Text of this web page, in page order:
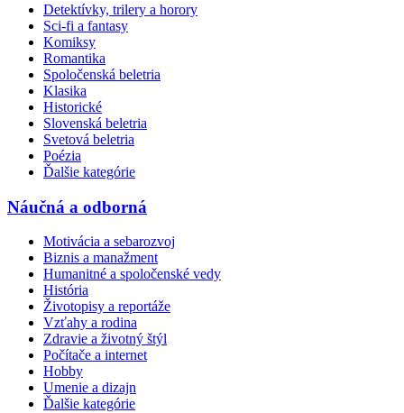
Detektívky, trilery a horory
Sci-fi a fantasy
Komiksy
Romantika
Spoločenská beletria
Klasika
Historické
Slovenská beletria
Svetová beletria
Poézia
Ďalšie kategórie
Náučná a odborná
Motivácia a sebarozvoj
Biznis a manažment
Humanitné a spoločenské vedy
História
Životopisy a reportáže
Vzťahy a rodina
Zdravie a životný štýl
Počítače a internet
Hobby
Umenie a dizajn
Ďalšie kategórie